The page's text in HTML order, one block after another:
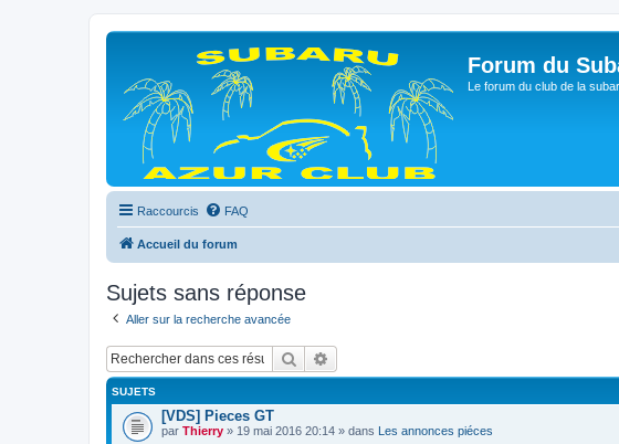
Forum du
Le forum du club de la
Raccourcis FAQ
Accueil du forum
Sujets sans réponse
Aller sur la recherche avancée
Rechercher
SUJETS
[VDS] Pieces GT
par Thierry » 19 mai 2016 20:14 » dans Les annonces piéces